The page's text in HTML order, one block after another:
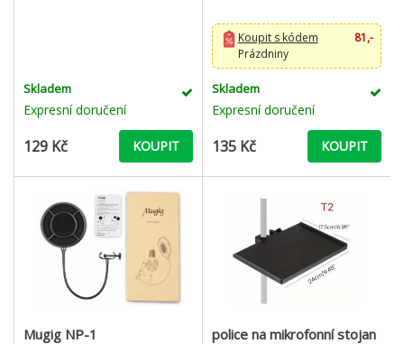
Skladem
Expresní doručení
129 Kč KOUPIT
plastovém
Koupit s kódem
81,-
Prázdniny
Skladem
Expresní doručení
135 Kč KOUPIT
Mugig NP-1
police na mikrofonní stojan